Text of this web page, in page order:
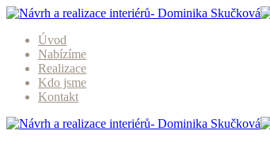
Úvod
Nabízíme
Realizace
Kdo jsme
Kontakt